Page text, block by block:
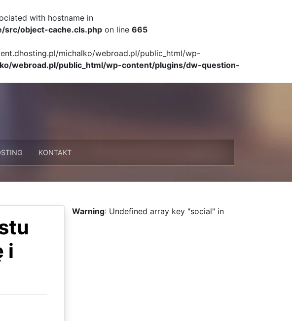
with hostname in
src/object-cache.cls.php on line 665
michalko/webroad.pl/public_html/wp-
webroad.pl/public_html/wp-content/plugins/dw-question-
KONTAKT
i
Warning: Undefined array key "social" in